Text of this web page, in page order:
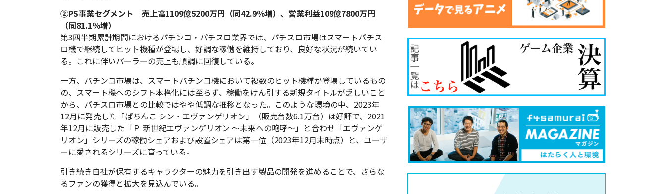
②PS事業セグメント 売上高1109億5200万円（同42.9％増）、営業利益109億7800万円
（同81.1％増）
第3四半期累計期間におけるパチンコ・パチスロ業界では、パチスロ市場はスマートパチス
ロ機で継続してヒット機種が登場し、好調な稼働を維持しており、良好な状況が続いてい
る。これに伴いパーラーの売上も順調に回復している。
一方、パチンコ市場は、スマートパチンコ機において複数のヒット機種が登場しているもの
の、スマート機へのシフト本格化には至らず、稼働をけん引する新規タイトルが乏しいこと
から、パチスロ市場との比較ではやや低調な推移となった。このような環境の中、2023年
12月に発売した「ぱちんこ シン・エヴァンゲリオン」（販売台数6.1万台）は好評で、2021
年12月に販売した「Ｐ 新世紀エヴァンゲリオン ～未来への咆哮～」と合わせ「エヴァンゲ
リオン」シリーズの稼働シェアおよび設置シェアは第一位（2023年12月末時点）と、ユーザ
ーに愛されるシリーズに育っている。
引き続き自社が保有するキャラクターの魅力を引き出す製品の開発を進めることで、さらな
るファンの獲得と拡大を見込んでいる。